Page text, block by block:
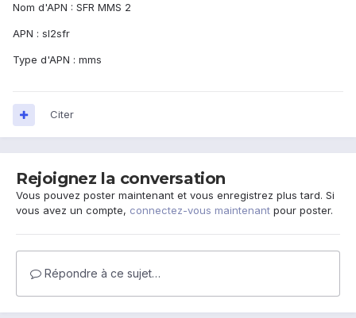
Nom d'APN : SFR MMS 2
APN : sl2sfr
Type d'APN : mms
Citer
Rejoignez la conversation
Vous pouvez poster maintenant et vous enregistrez plus tard. Si
vous avez un compte, connectez-vous maintenant pour poster.
Répondre à ce sujet…